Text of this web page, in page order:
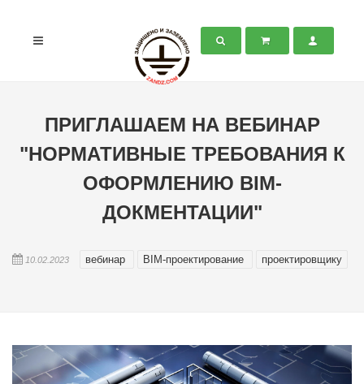
ПРИГЛАШАЕМ НА ВЕБИНАР
"НОРМАТИВНЫЕ ТРЕБОВАНИЯ К
ОФОРМЛЕНИЮ BIM-
ДОКМЕНТАЦИИ"
10.02.2023 вебинар BIM-проектирование проектировщику